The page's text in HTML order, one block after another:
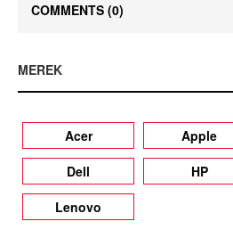
COMMENTS (0)
MEREK
Acer Apple
Dell
HP
Lenovo